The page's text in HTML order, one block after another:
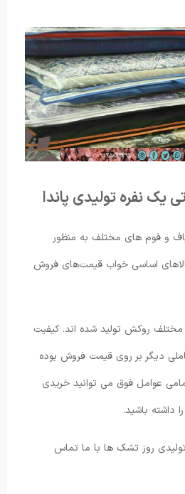
نفره تولیدی پاندا
و فوم های مختلف به منظور
اساسی خواب قیمت‌های فروش
روکش تولید شده اند. کیفیت
دیگر بر روی قیمت فروش بوده
عوامل فوق می توانید خریدی
داشته باشید.
روز تشک ها با ما تماس